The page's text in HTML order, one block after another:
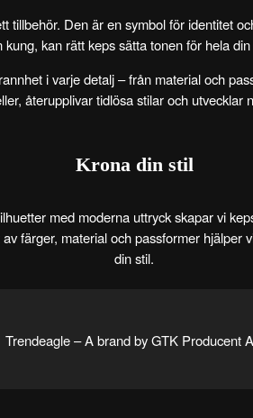
tillbehör. Den är en symbol för identitet
kung, kan rätt keps sätta tonen för hela din
i varje detalj – från material och
återupplivar tidlösa stilar och utvecklar
Krona din stil
med moderna uttryck skapar vi
färger, material och passformer hjälper
din stil.
Trendeagle – A brand by GTK Producent